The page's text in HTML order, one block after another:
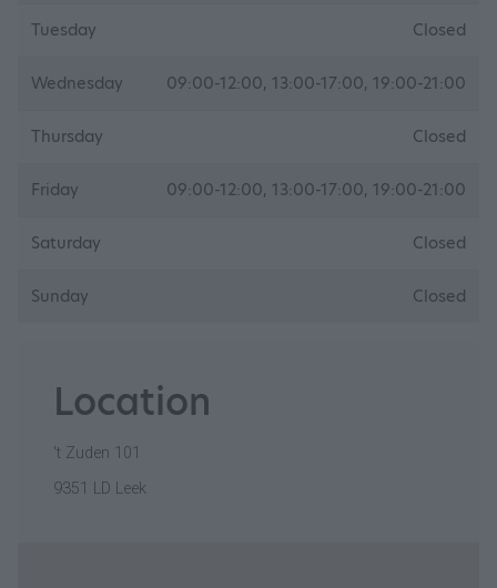
Tuesday Closed
Wednesday 09:00-12:00, 13:00-17:00, 19:00-21:00
Thursday Closed
Friday 09:00-12:00, 13:00-17:00, 19:00-21:00
Saturday Closed
Sunday Closed
Location
't Zuden 101
9351 LD Leek